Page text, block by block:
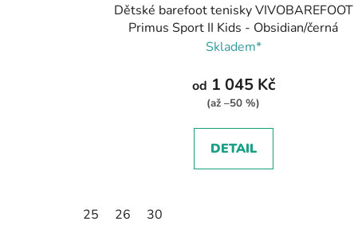
Dětské barefoot tenisky VIVOBAREFOOT
Primus Sport II Kids - Obsidian/černá
Skladem*
od 1 045 Kč
(až –50 %)
DETAIL
25 26 30